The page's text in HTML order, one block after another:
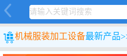
机械服装加工设备最新产品